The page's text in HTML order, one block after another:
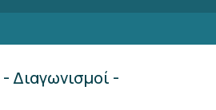
Διαγωνισμοί -